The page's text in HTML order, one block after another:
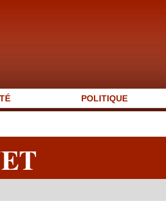
POLITIQUE